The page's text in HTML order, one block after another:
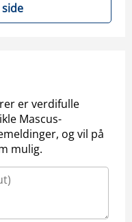
er verdifulle
Mascus-
og vil på
mulig.